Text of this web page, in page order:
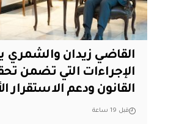
القاضي زيدان والشمري
الإجراءات التي تضمن
القانون ودعم الاستقرار
قبل 19 ساعة